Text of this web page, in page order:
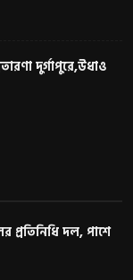
দুর্গাপুরে,উধাও
দল, পাশে